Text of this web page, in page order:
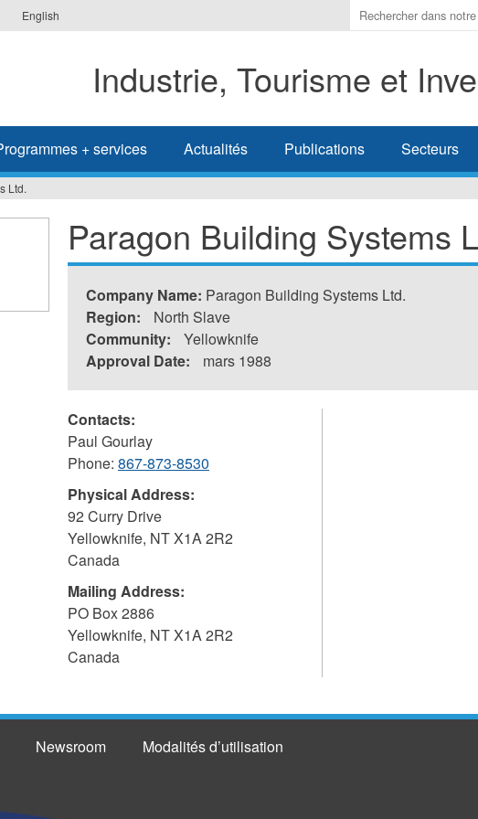
English
Indiquer
les
à
rechercher
Industrie, Tourisme et
+ services Actualités Publications Secteurs
Ltd.
Paragon Building Systems
Company Name: Paragon Building Systems Ltd.
Region:
North Slave
Community:
Yellowknife
Approval Date:
mars 1988
Contacts:
Paul Gourlay
Phone: 867-873-8530
Physical Address:
92 Curry Drive
Yellowknife, NTX1A 2R2
Canada
Mailing Address:
PO Box 2886
Yellowknife, NTX1A 2R2
Canada
Newsroom Modalités d’utilisation